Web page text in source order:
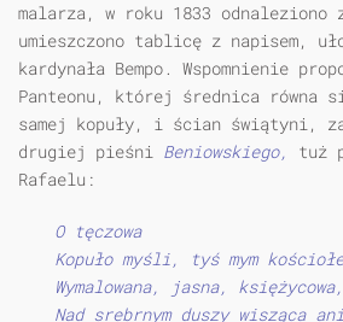
malarza, w roku 1833 odnaleziono
umieszczono tablicę z napisem,
kardynała Bempo. Wspomnienie
Panteonu, której średnica równa
samej kopuły, i ścian świątyni,
drugiej pieśni Beniowskiego, tuż
Rafaelu:
O tęczowa
Kopuło myśli, tyś mym
Wymalowana, jasna, księżycowa,
Nad srebrnym duszy wisząca